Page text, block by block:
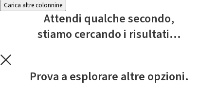
Carica altre colonnine
Attendi qualche secondo,
stiamo cercando i risultati...
Prova a esplorare altre opzioni.